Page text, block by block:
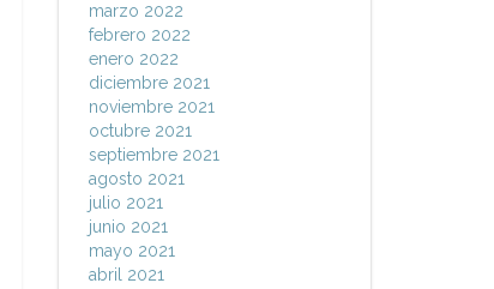
marzo 2022
febrero 2022
enero 2022
diciembre 2021
noviembre 2021
octubre 2021
septiembre 2021
agosto 2021
julio 2021
junio 2021
mayo 2021
abril 2021